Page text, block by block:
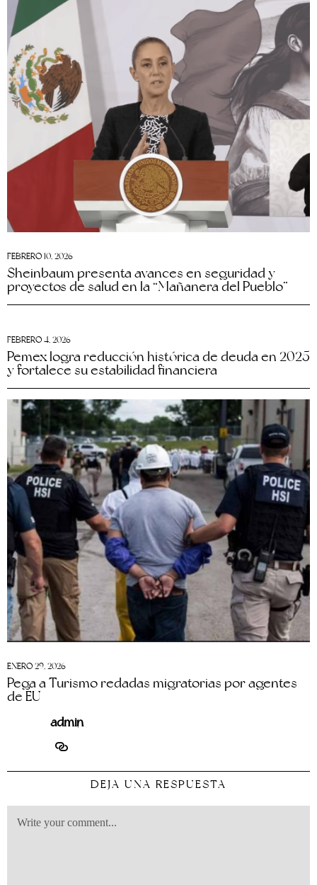
FEBRERO 10, 2026
Sheinbaum presenta avances en seguridad y
proyectos de salud en la “Mañanera del Pueblo”
FEBRERO 4, 2026
Pemex logra reducción histórica de deuda en 2025
y fortalece su estabilidad financiera
ENERO 29, 2026
Pega a Turismo redadas migratorias por agentes
de EU
admin
DEJA UNA RESPUESTA